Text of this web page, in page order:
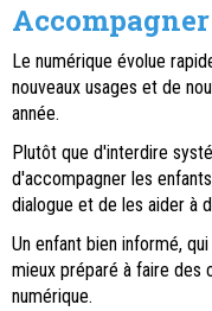
Le numérique évolue
nouveaux usages et de
année.
Plutôt que d'interdire
d'accompagner les
dialogue et de les aider à
Un enfant bien informé,
mieux préparé à faire des
numérique.